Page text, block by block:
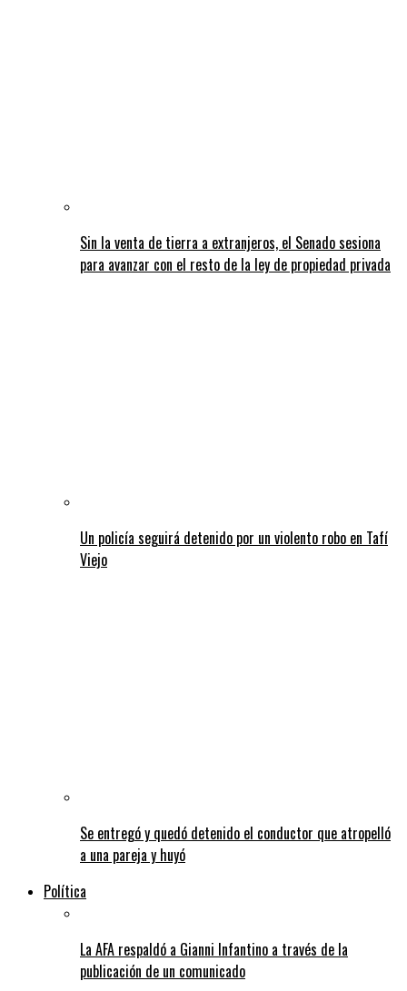
Sin la venta de tierra a extranjeros, el Senado sesiona
para avanzar con el resto de la ley de propiedad privada
Un policía seguirá detenido por un violento robo en Tafí
Viejo
Se entregó y quedó detenido el conductor que atropelló
a una pareja y huyó
Política
La AFA respaldó a Gianni Infantino a través de la
publicación de un comunicado